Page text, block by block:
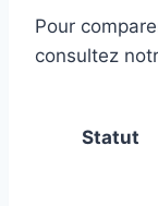
Pour
consultez
Statut